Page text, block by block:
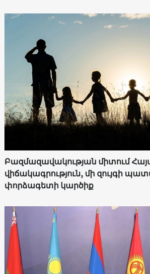
Բազմազավակության միտում
վիճակագրություն, մի զույգի
փորձագետի կարծիք